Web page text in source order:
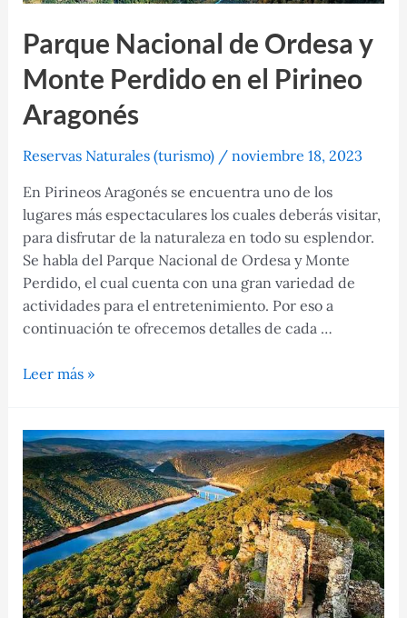
Parque Nacional de Ordesa y
Monte Perdido en el Pirineo
Aragonés
Reservas Naturales (turismo)/ noviembre 18, 2023
En Pirineos Aragonés se encuentra uno de los
lugares más espectaculares los cuales deberás visitar,
para disfrutar de la naturaleza en todo su esplendor.
Se habla del Parque Nacional de Ordesa y Monte
Perdido, el cual cuenta con una gran variedad de
actividades para el entretenimiento. Por eso a
continuación te ofrecemos detalles de cada …
Parque
Ordesa
y
Monte
Perdido
en
el
Pirineo
Aragonés
Leer más »